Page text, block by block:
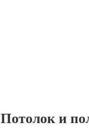
Потолок и